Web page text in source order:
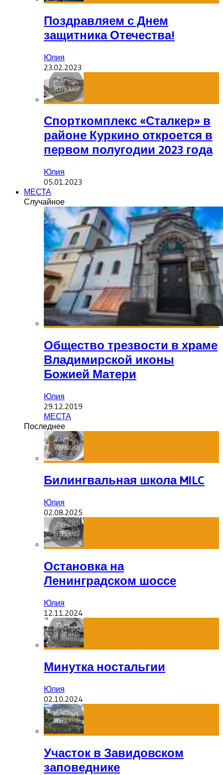
Поздравляем с Днем
защитника Отечества!
Юлия
23.02.2023
Спорткомплекс «Сталкер» в
районе Куркино откроется в
первом полугодии 2023 года
Юлия
05.01.2023
МЕСТА
Случайное
Общество трезвости в храме
Владимирской иконы
Божией Матери
Юлия
29.12.2019
МЕСТА
Последнее
Билингвальная школа MILC
Юлия
02.08.2025
Остановка на
Ленинградском шоссе
Юлия
12.11.2024
Минутка ностальгии
Юлия
02.10.2024
Участок в Завидовском
заповеднике